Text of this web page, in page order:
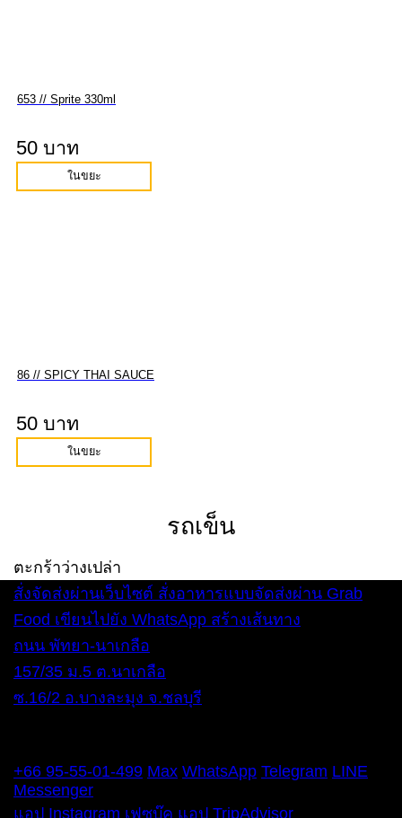
653 // Sprite 330ml
50 บาท
ในขยะ
86 // SPICY THAI SAUCE
50 บาท
ในขยะ
รถเข็น
ตะกร้าว่างเปล่า
สั่งจัดส่งผ่านเว็บไซต์ สั่งอาหารแบบจัดส่งผ่าน Grab
Food เขียนไปยัง WhatsApp สร้างเส้นทาง
ถนน พัทยา-นาเกลือ
157/35 ม.5 ต.นาเกลือ
ซ.16/2 อ.บางละมุง จ.ชลบุรี
+66 95-55-01-499 Max WhatsApp Telegram LINE
Messenger
แอป Instagram เฟซบุ๊ค แอป TripAdvisor